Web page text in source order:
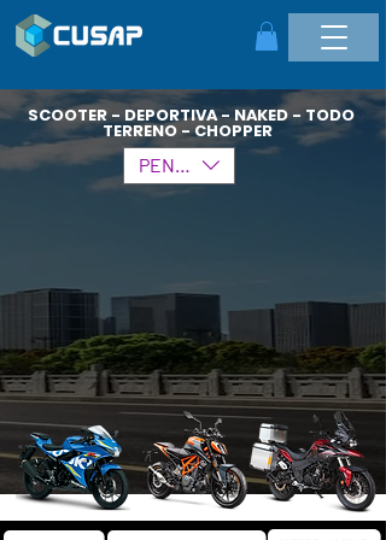
SCOOTER - DEPORTIVA - NAKED - TODO
TERRENO - CHOPPER
PEN (S/.)